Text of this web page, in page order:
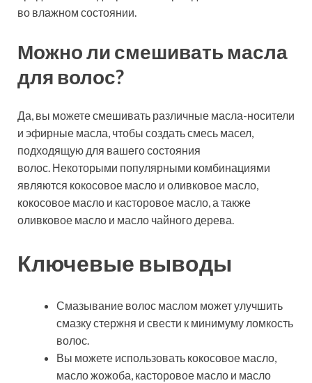
во влажном состоянии.
Можно ли смешивать масла
для волос?
Да, вы можете смешивать различные масла-носители
и эфирные масла, чтобы создать смесь масел,
подходящую для вашего состояния
волос. Некоторыми популярными комбинациями
являются кокосовое масло и оливковое масло,
кокосовое масло и касторовое масло, а также
оливковое масло и масло чайного дерева.
Ключевые выводы
Смазывание волос маслом может улучшить
смазку стержня и свести к минимуму ломкость
волос.
Вы можете использовать кокосовое масло,
масло жожоба, касторовое масло и масло